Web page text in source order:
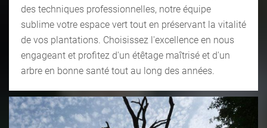
des techniques professionnelles, notre équipe
sublime votre espace vert tout en préservant la vitalité
de vos plantations. Choisissez l'excellence en nous
engageant et profitez d'un étêtage maîtrisé et d'un
arbre en bonne santé tout au long des années.